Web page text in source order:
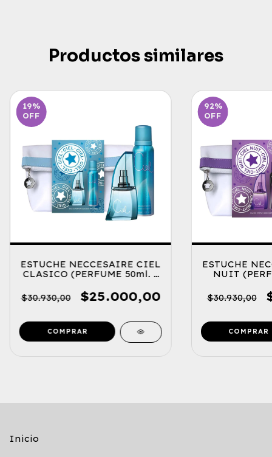
Productos similares
19%
OFF
ESTUCHE NECCESAIRE CIEL
CLASICO (PERFUME 50ml. +
$30.930,00
$25.000,00
92%
OFF
ESTUCHE
NUIT
$30.930,00
Inicio